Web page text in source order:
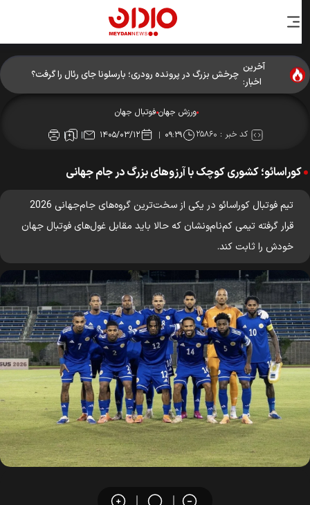
آخرین
اخبار:
چرخش بزرگ در پرونده رودری؛ بارسلونا جای رئال را گرفت؟
ورزش جهانفوتبال جهان
کد خبر : ۲۵۸۶۰ ۰۹:۲۹ ۱۴۰۵/۰۳/۱۲
کوراسائو؛ کشوری کوچک با آرزوهای بزرگ در جام جهانی
تیم فوتبال کوراسائو در یکی از سخت‌ترین گروه‌های جام‌جهانی 2026
قرار گرفته تیمی کم‌نام‌ونشان که حالا باید مقابل غول‌های فوتبال جهان
خودش را ثابت کند.